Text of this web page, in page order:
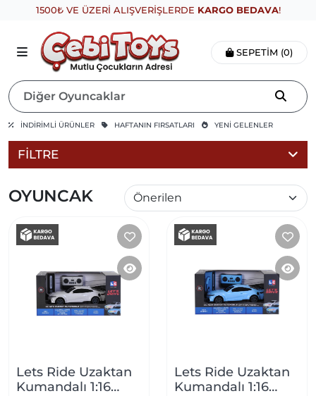
1500₺ VE ÜZERİ ALIŞVERİŞLERDE KARGO BEDAVA!
SEPETIM (0)
İNDİRİMLİ ÜRÜNLER HAFTANIN FIRSATLARI YENİ GELENLER
FILTRE
OYUNCAK
Lets Ride Uzaktan
Kumandalı 1:16
Lets Ride Uzaktan
Kumandalı 1:16